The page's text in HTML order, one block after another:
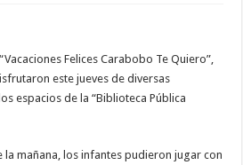
Felices Carabobo Te Quiero”,
este jueves de diversas
espacios de la “Biblioteca Pública
la mañana, los infantes pudieron jugar con